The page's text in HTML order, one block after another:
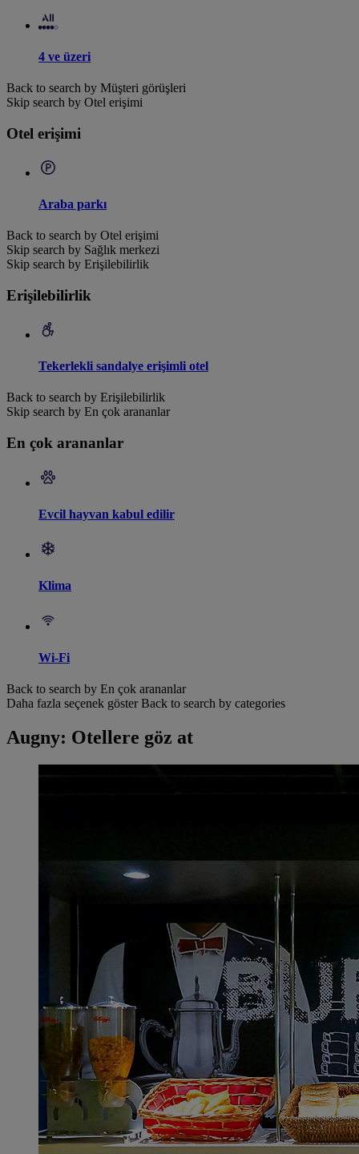
4 ve üzeri
Back to search by Müşteri görüşleri
Skip search by Otel erişimi
Otel erişimi
Araba parkı
Back to search by Otel erişimi
Skip search by Sağlık merkezi
Skip search by Erişilebilirlik
Erişilebilirlik
Tekerlekli sandalye erişimli otel
Back to search by Erişilebilirlik
Skip search by En çok arananlar
En çok arananlar
Evcil hayvan kabul edilir
Klima
Wi-Fi
Back to search by En çok arananlar
Daha fazla seçenek göster Back to search by categories
Augny: Otellere göz at